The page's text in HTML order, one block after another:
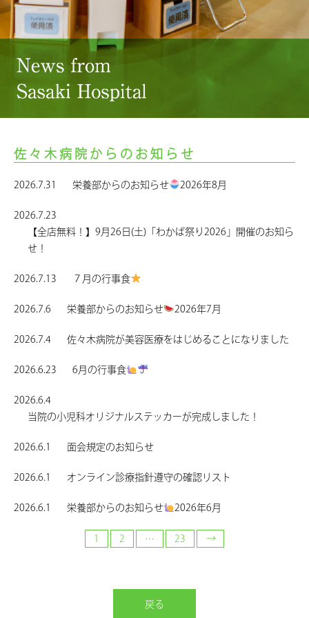
佐々木病院からのお知らせ
2026.7.31 栄養部からのお知らせ 2026年8月
2026.7.23
【全店無料！】9月26日(土)「わかば祭り2026」開催のお知ら
せ！
2026.7.13 ７月の行事食
2026.7.6 栄養部からのお知らせ 2026年7月
2026.7.4 佐々木病院が美容医療をはじめることになりました
2026.6.23 6月の行事食
2026.6.4
当院の小児科オリジナルステッカーが完成しました！
2026.6.1 面会規定のお知らせ
2026.6.1 オンライン診療指針遵守の確認リスト
2026.6.1 栄養部からのお知らせ 2026年6月
1 2 … 23 →
戻る